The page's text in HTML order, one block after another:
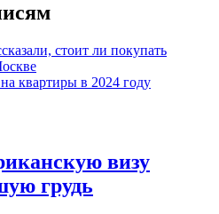
стоит ли покупать
квартиры в 2024 году
визу
грудь